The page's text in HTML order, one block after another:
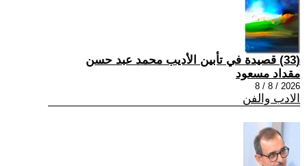
(33) قصيدة في تأبين الأديب محمد عبد حسن
مقداد مسعود
2026 / 8 / 8
الادب والفن